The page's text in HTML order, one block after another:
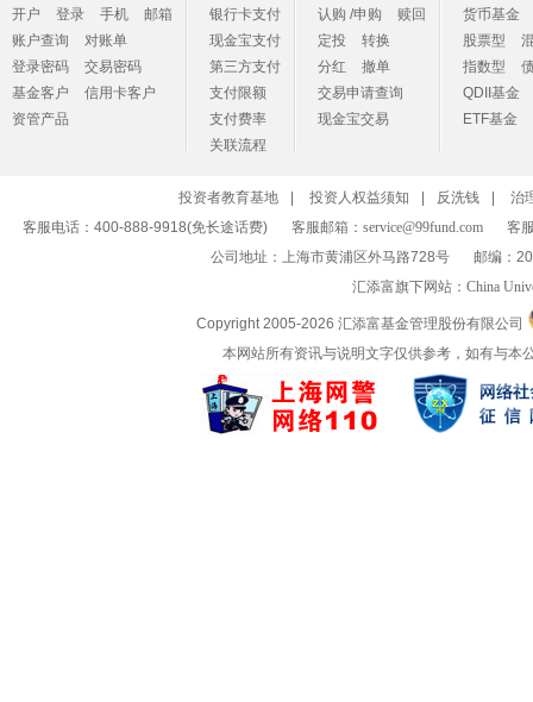
开户
登录 手机
邮箱
账户查询
对账单
登录密码
交易密码
基金客户
信用卡客户
资管产品
银行卡支付
现金宝支付
第三方支付
支付限额
支付费率
关联流程
认购 /申购
赎回
定投
转换
分红
撤单
交易申请查询
现金宝交易
货币基金
股票型
指数型
QDII基金
ETF基金
投资者教育基地 投资人权益须知 反洗钱
治
客服电话：400-888-9918(免长途话费)
客服邮箱：service@99fund.com
客
公司地址：上海市黄浦区外马路728号
邮编：
汇添富旗下网站：China
Copyright 2005-2026 汇添富基金管理股份有限公司
本网站所有资讯与说明文字仅供参考，如有与本